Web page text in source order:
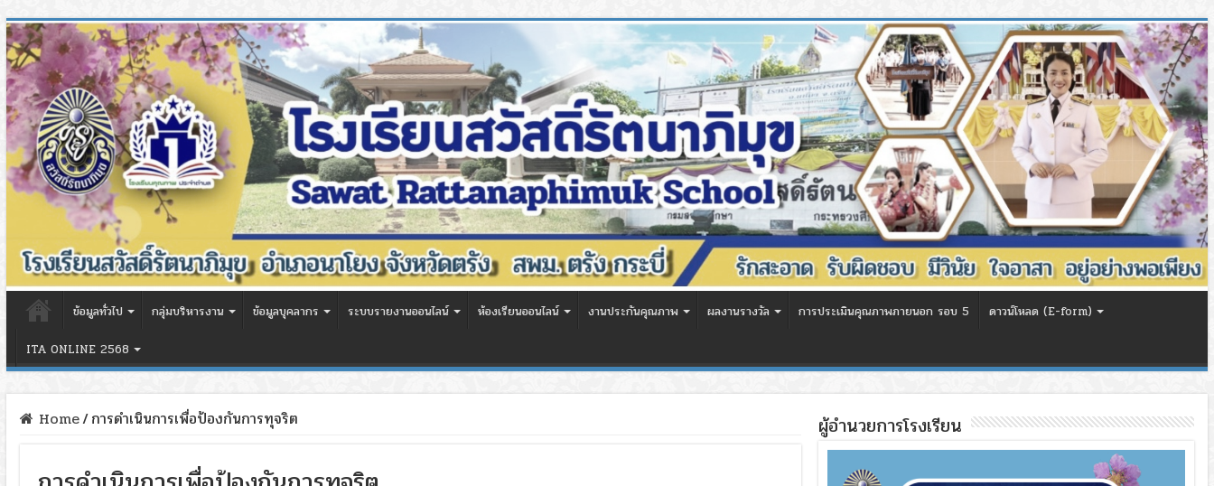
ข้อมูลทั่วไป กลุ่มบริหารงาน ข้อมูลบุคลากร ระบบรายงานออนไลน์ ห้องเรียนออนไลน์ งานประกันคุณภาพ ผลงานรางวัล การประเมินคุณภาพภายนอก รอบ 5 ดาวน์โหลด (E-form)
ITA ONLINE 2568
Home/การดำเนินการเพื่อป้องกันการทุจริต ผู้อำนวยการโรงเรียน